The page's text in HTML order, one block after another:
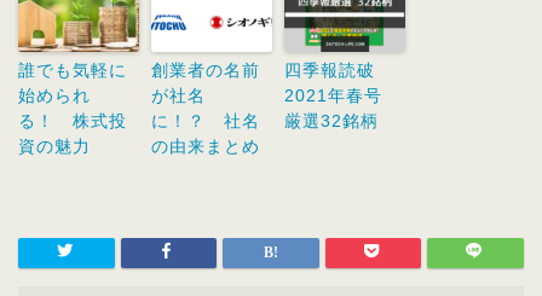
誰でも気軽に
始められ
る！ 株式投
資の魅力
創業者の名前
が社名
に！？ 社名
の由来まとめ
四季報読破
2021年春号
厳選32銘柄